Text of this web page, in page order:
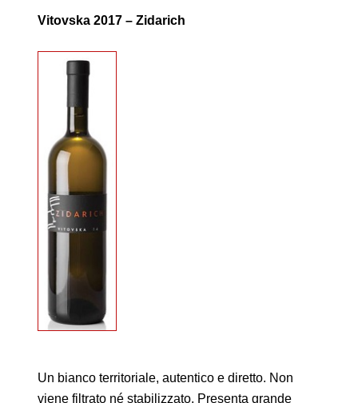
Vitovska 2017 – Zidarich
Un bianco territoriale, autentico e diretto. Non
viene filtrato né stabilizzato. Presenta grande